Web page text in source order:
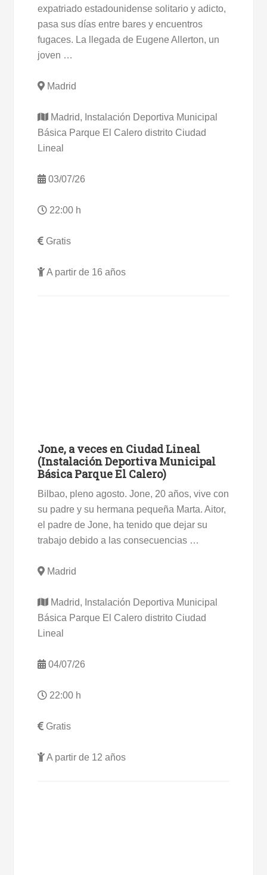
expatriado estadounidense solitario y adicto,
pasa sus días entre bares y encuentros
fugaces. La llegada de Eugene Allerton, un
joven …
Madrid
Madrid, Instalación Deportiva Municipal
Básica Parque El Calero distrito Ciudad
Lineal
03/07/26
22:00 h
Gratis
A partir de 16 años
Jone, a veces en Ciudad Lineal
(Instalación Deportiva Municipal
Básica Parque El Calero)
Bilbao, pleno agosto. Jone, 20 años, vive con
su padre y su hermana pequeña Marta. Aitor,
el padre de Jone, ha tenido que dejar su
trabajo debido a las consecuencias …
Madrid
Madrid, Instalación Deportiva Municipal
Básica Parque El Calero distrito Ciudad
Lineal
04/07/26
22:00 h
Gratis
A partir de 12 años